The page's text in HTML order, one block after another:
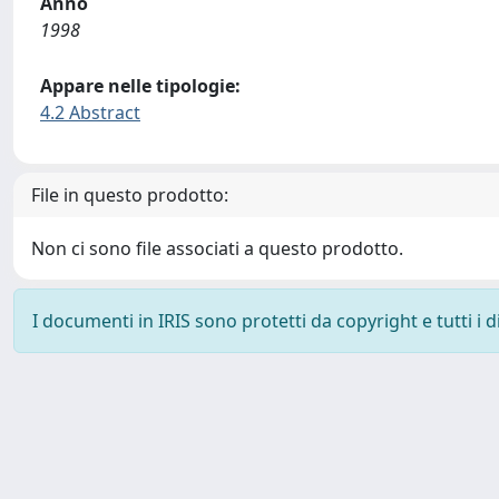
1998
Appare nelle tipologie:
4.2 Abstract
File in questo prodotto:
Non ci sono file associati a questo prodotto.
I documenti in IRIS sono protetti da copyright e tutti i